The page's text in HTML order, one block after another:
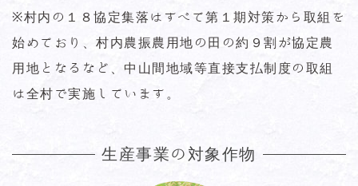
※村内の１８協定集落はすべて第１期対策から取組を
始めており、村内農振農用地の田の約９割が協定農
用地となるなど、中山間地域等直接支払制度の取組
は全村で実施しています。
生産事業の対象作物